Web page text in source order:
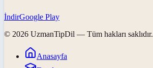
İndirGoogle Play
© 2026 UzmanTipDil — Tüm hakları saklıdır.
Anasayfa